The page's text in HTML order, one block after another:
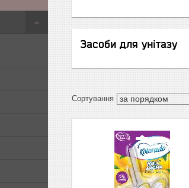
Засоби для унітазу